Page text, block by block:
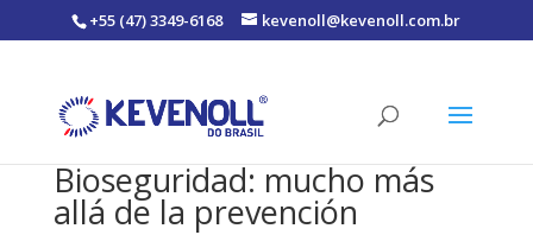
+55 (47) 3349-6168 kevenoll@kevenoll.com.br
Bioseguridad: mucho más
allá de la prevención